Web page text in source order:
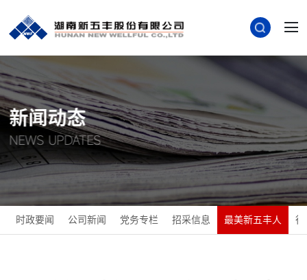
新闻动态
NEWS UPDATES
时政要闻 公司新闻 党务专栏 招采信息 最美新五丰人 行